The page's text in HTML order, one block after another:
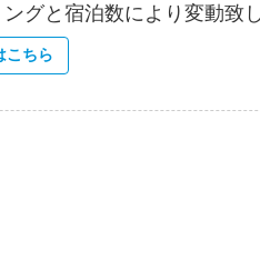
グと宿泊数により変動致
こちら